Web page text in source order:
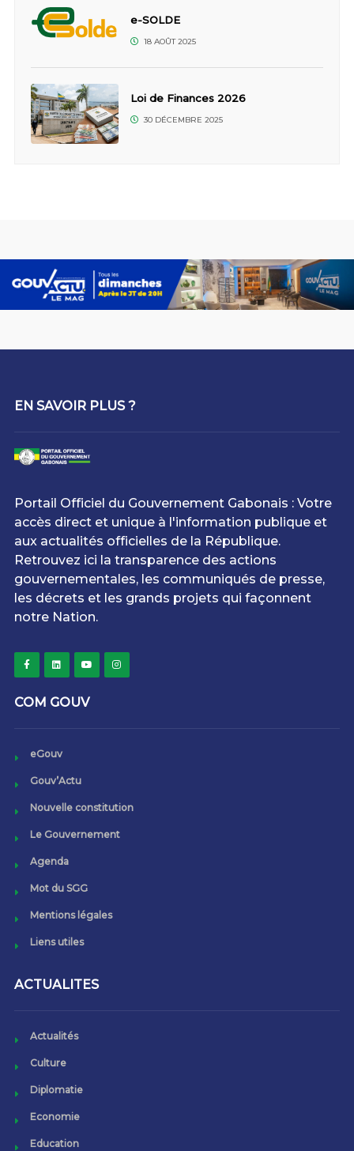
e-SOLDE
18 AOÛT 2025
Loi de Finances 2026
30 DÉCEMBRE 2025
EN SAVOIR PLUS ?
Portail Officiel du Gouvernement Gabonais : Votre
accès direct et unique à l'information publique et
aux actualités officielles de la République.
Retrouvez ici la transparence des actions
gouvernementales, les communiqués de presse,
les décrets et les grands projets qui façonnent
notre Nation.
COM GOUV
eGouv
Gouv’Actu
Nouvelle constitution
Le Gouvernement
Agenda
Mot du SGG
Mentions légales
Liens utiles
ACTUALITES
Actualités
Culture
Diplomatie
Economie
Education